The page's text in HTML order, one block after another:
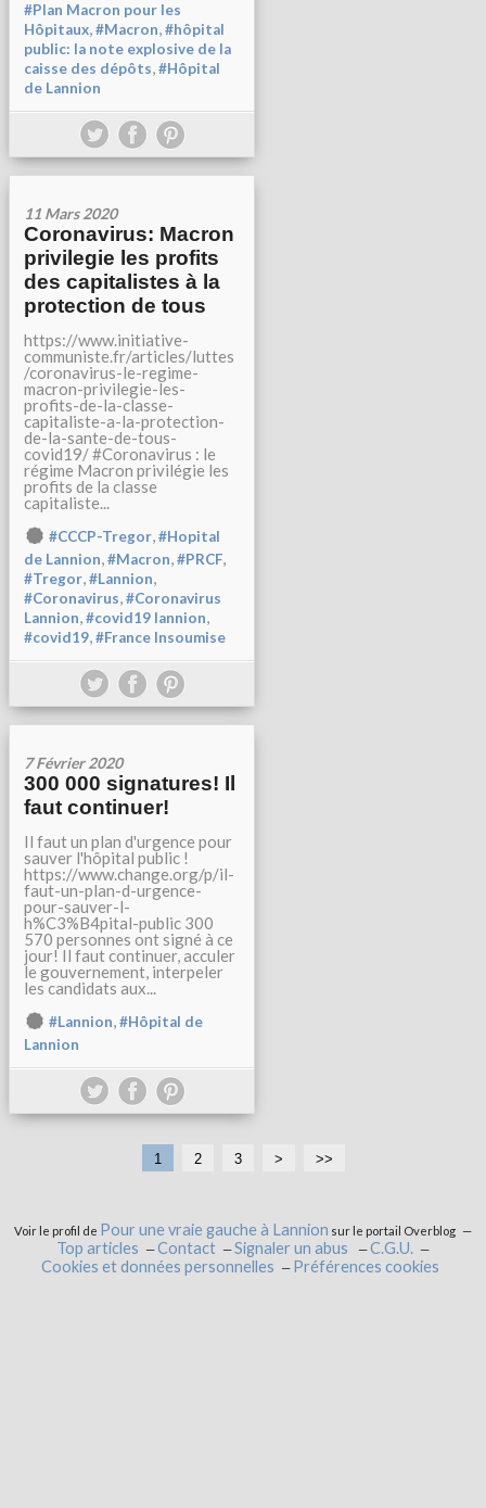
#Plan Macron pour les
Hôpitaux,#Macron,#hôpital
public: la note explosive de la
caisse des dépôts,#Hôpital
de Lannion
11 Mars 2020
Coronavirus: Macron
privilegie les profits
des capitalistes à la
protection de tous
https://www.initiative-
communiste.fr/articles/luttes
/coronavirus-le-regime-
macron-privilegie-les-
profits-de-la-classe-
capitaliste-a-la-protection-
de-la-sante-de-tous-
covid19/ #Coronavirus : le
régime Macron privilégie les
profits de la classe
capitaliste...
#CCCP-Tregor,#Hopital
de Lannion,#Macron,#PRCF,
#Tregor,#Lannion,
#Coronavirus,#Coronavirus
Lannion,#covid19 lannion,
#covid19,#France Insoumise
7 Février 2020
300 000 signatures! Il
faut continuer!
Il faut un plan d'urgence pour
sauver l'hôpital public !
https://www.change.org/p/il-
faut-un-plan-d-urgence-
pour-sauver-l-
h%C3%B4pital-public 300
570 personnes ont signé à ce
jour! Il faut continuer, acculer
le gouvernement, interpeler
les candidats aux...
#Lannion,#Hôpital de
Lannion
1 2 3 > >>
Voir le profil de Pour une vraie gauche à Lannion sur le portail Overblog
Top articles Contact Signaler un abus
C.G.U.
Cookies et données personnelles
Préférences cookies